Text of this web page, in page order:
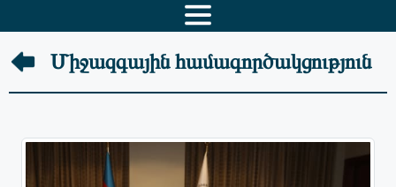
Միջազգային համագործակցություն